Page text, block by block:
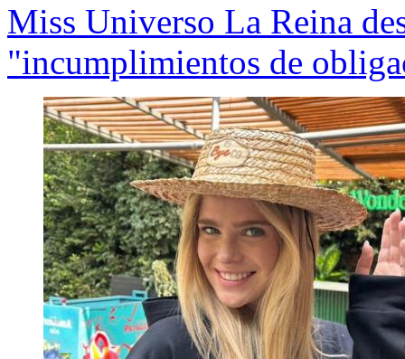
Miss Universo La Reina
"incumplimientos de